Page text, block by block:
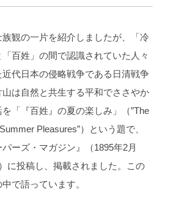
観の一片を紹介しましたが、「冷
百姓」の間で認識されていた人々
近代日本の侵略戦争である日清戦争
は自然と共生する平和でささやか
「『百姓』の夏の楽しみ」（”The
Pleasures”）という題で、
パーズ・マガジン』（1895年2月
）に投稿し、掲載されました。この
で語っています。